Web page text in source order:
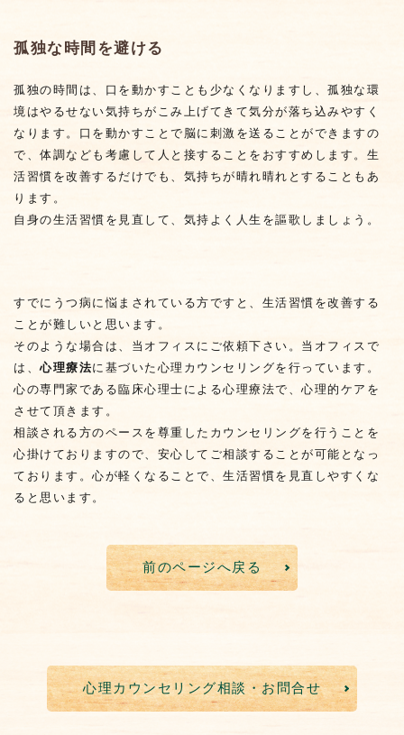
孤独な時間を避ける
孤独の時間は、口を動かすことも少なくなりますし、孤独な環
境はやるせない気持ちがこみ上げてきて気分が落ち込みやすく
なります。口を動かすことで脳に刺激を送ることができますの
で、体調なども考慮して人と接することをおすすめします。生
活習慣を改善するだけでも、気持ちが晴れ晴れとすることもあ
ります。
自身の生活習慣を見直して、気持よく人生を謳歌しましょう。
すでにうつ病に悩まされている方ですと、生活習慣を改善する
ことが難しいと思います。
そのような場合は、当オフィスにご依頼下さい。当オフィスで
は、心理療法に基づいた心理カウンセリングを行っています。
心の専門家である臨床心理士による心理療法で、心理的ケアを
させて頂きます。
相談される方のペースを尊重したカウンセリングを行うことを
心掛けておりますので、安心してご相談することが可能となっ
ております。心が軽くなることで、生活習慣を見直しやすくな
ると思います。
前のページへ戻る
心理カウンセリング相談・お問合せ